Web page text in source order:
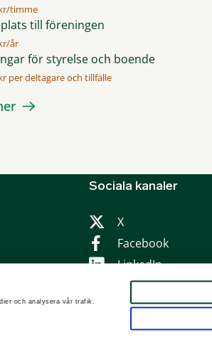
och analysera vår trafik.
timme
till föreningen
år
för styrelse och boende
per deltagare och tillfälle
Sociala kanaler
X
Facebook
LinkedIn
Instagram